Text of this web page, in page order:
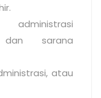
dan sarana
atau